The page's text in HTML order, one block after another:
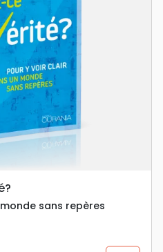
sans repères